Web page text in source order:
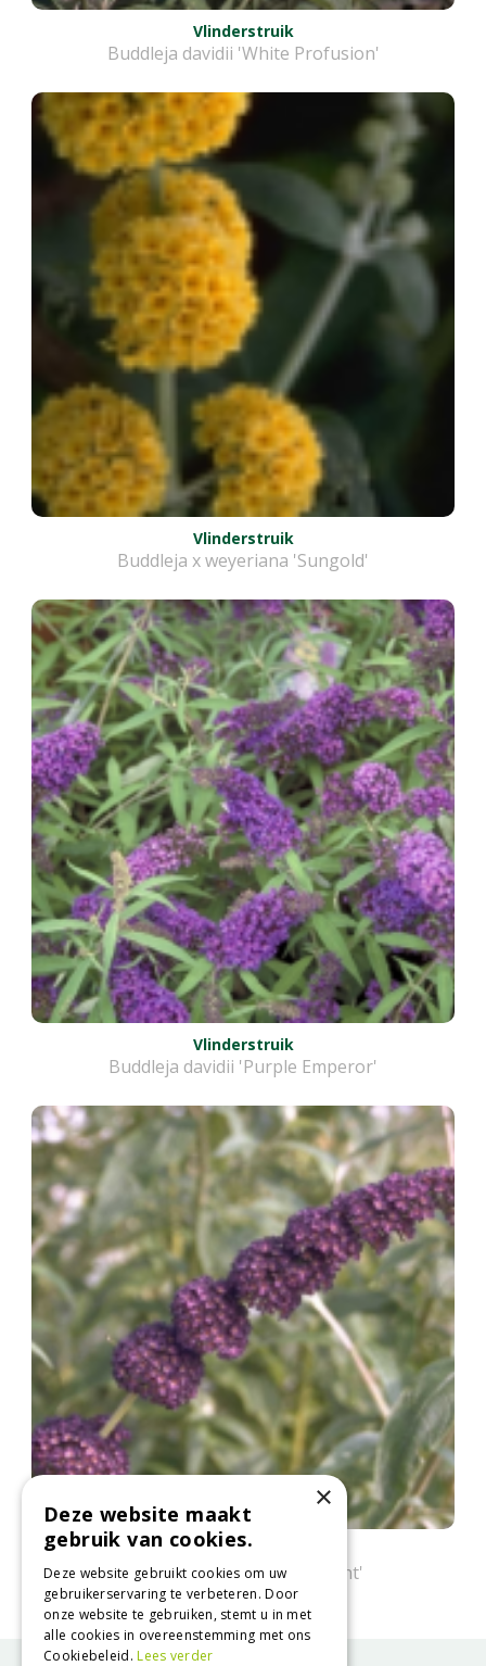
Vlinderstruik
Buddleja davidii 'White Profusion'
Vlinderstruik
Buddleja x weyeriana 'Sungold'
Vlinderstruik
Buddleja davidii 'Purple Emperor'
Vlinderstruik
Buddleja davidii 'Black Knight'
×
Deze website maakt
gebruik van cookies.
Deze website gebruikt cookies om uw
gebruikerservaring te verbeteren. Door
onze website te gebruiken, stemt u in met
alle cookies in overeenstemming met ons
Cookiebeleid.Lees verder